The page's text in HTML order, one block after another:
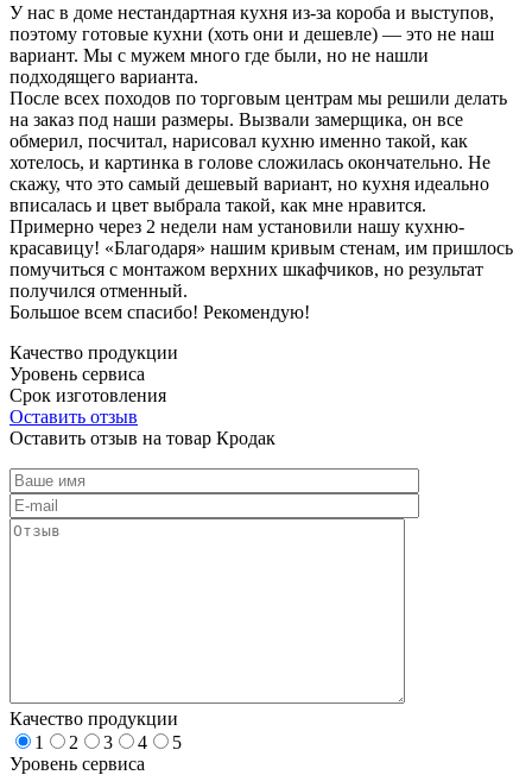
У нас в доме нестандартная кухня из-за короба и выступов,
поэтому готовые кухни (хоть они и дешевле) — это не наш
вариант. Мы с мужем много где были, но не нашли
подходящего варианта.
После всех походов по торговым центрам мы решили делать
на заказ под наши размеры. Вызвали замерщика, он все
обмерил, посчитал, нарисовал кухню именно такой, как
хотелось, и картинка в голове сложилась окончательно. Не
скажу, что это самый дешевый вариант, но кухня идеально
вписалась и цвет выбрала такой, как мне нравится.
Примерно через 2 недели нам установили нашу кухню-
красавицу! «Благодаря» нашим кривым стенам, им пришлось
помучиться с монтажом верхних шкафчиков, но результат
получился отменный.
Большое всем спасибо! Рекомендую!
Качество продукции
Уровень сервиса
Срок изготовления
Оставить отзыв
Оставить отзыв на товар Кродак
Качество продукции
1
2 3 4
5
Уровень сервиса